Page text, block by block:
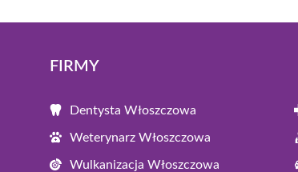
FIRMY
Dentysta Włoszczowa
Weterynarz Włoszczowa
Wulkanizacja Włoszczowa